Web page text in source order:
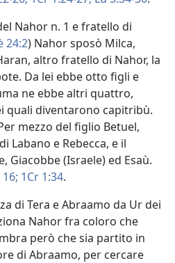
Nahor n. 1 e fratello di
24:2) Nahor sposò Milca,
altro fratello di Nahor, la
Da lei ebbe otto figli e
ne ebbe altri quattro,
quali diventarono capitribù.
mezzo del figlio Betuel,
Labano e Rebecca, e il
Giacobbe (Israele) ed Esaù.
16; 1Cr 1:34.
di Tera e Abraamo da Ur dei
Nahor fra coloro che
però che sia partito in
di Abraamo, per cercare